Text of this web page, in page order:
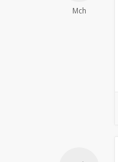
Mch